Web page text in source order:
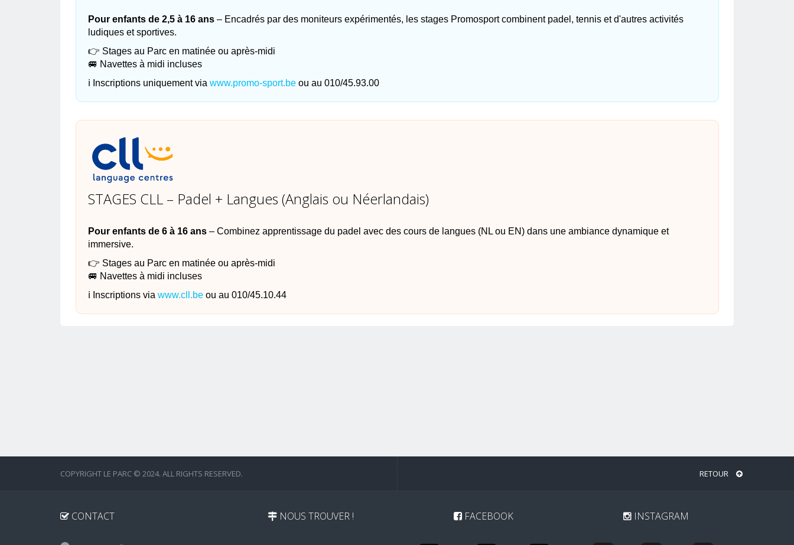
Pour enfants de 2,5 à 16 ans– Encadrés par des moniteurs expérimentés, les stages Promosport combinent padel, tennis et d'autres activités
ludiques et sportives.
👉 Stages au Parc en matinée ou après-midi
🚐 Navettes à midi incluses
ℹ️ Inscriptions uniquement via www.promo-sport.beou au 010/45.93.00
STAGES CLL – Padel + Langues (Anglais ou Néerlandais)
Pour enfants de 6 à 16 ans– Combinez apprentissage du padel avec des cours de langues (NL ou EN) dans une ambiance dynamique et
immersive.
👉 Stages au Parc en matinée ou après-midi
🚐 Navettes à midi incluses
ℹ️ Inscriptions via www.cll.beou au 010/45.10.44
COPYRIGHT LE PARC © 2024. ALL RIGHTS RESERVED. RETOUR
CONTACT NOUS TROUVER ! FACEBOOK INSTAGRAM